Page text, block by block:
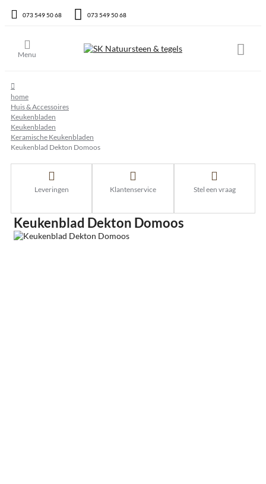
073 549 50 68 073 549 50 68
home
Huis & Accessoires
Keukenbladen
Keukenbladen
Keramische Keukenbladen
Keukenblad Dekton Domoos
Leveringen Klantenservice Stel een vraag
Keukenblad Dekton Domoos